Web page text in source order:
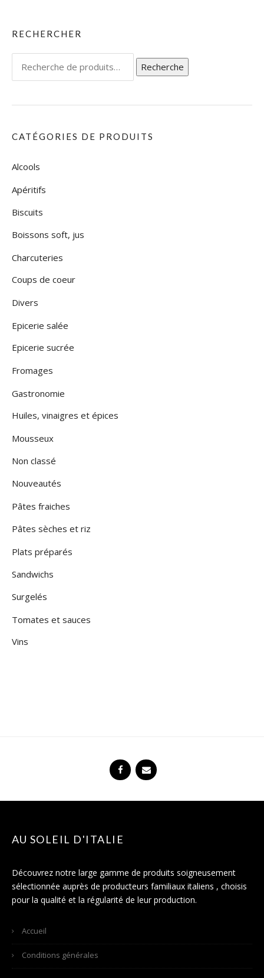
RECHERCHER
pour :
Recherche
CATÉGORIES DE PRODUITS
Alcools
Apéritifs
Biscuits
Boissons soft, jus
Charcuteries
Coups de coeur
Divers
Epicerie salée
Epicerie sucrée
Fromages
Gastronomie
Huiles, vinaigres et épices
Mousseux
Non classé
Nouveautés
Pâtes fraiches
Pâtes sèches et riz
Plats préparés
Sandwichs
Surgelés
Tomates et sauces
Vins
AU SOLEIL D'ITALIE
Découvrez notre large gamme de produits soigneusement
sélectionnée auprès de producteurs familiaux italiens , choisis
pour la qualité et la régularité de leur production.
Accueil
Conditions générales